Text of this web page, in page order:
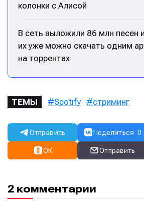
колонки с Алисой
В сеть выложили 86 млн песен
их уже можно скачать одним
на торрентах
ТЕМЫ Spotify стриминг
Отправить Поделиться 0
OK Отправить
2 комментарии